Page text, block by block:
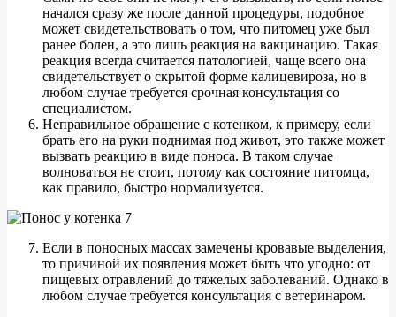
начался сразу же после данной процедуры, подобное
может свидетельствовать о том, что питомец уже был
ранее болен, а это лишь реакция на вакцинацию. Такая
реакция всегда считается патологией, чаще всего она
свидетельствует о скрытой форме калицевироза, но в
любом случае требуется срочная консультация со
специалистом.
Неправильное обращение с котенком, к примеру, если
брать его на руки поднимая под живот, это также может
вызвать реакцию в виде поноса. В таком случае
волноваться не стоит, потому как состояние питомца,
как правило, быстро нормализуется.
Если в поносных массах замечены кровавые выделения,
то причиной их появления может быть что угодно: от
пищевых отравлений до тяжелых заболеваний. Однако в
любом случае требуется консультация с ветеринаром.